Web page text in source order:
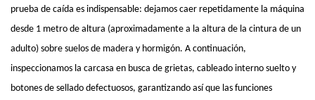
prueba de caída es indispensable: dejamos caer repetidamente la máquina
desde 1 metro de altura (aproximadamente a la altura de la cintura de un
adulto) sobre suelos de madera y hormigón. A continuación,
inspeccionamos la carcasa en busca de grietas, cableado interno suelto y
botones de sellado defectuosos, garantizando así que las funciones